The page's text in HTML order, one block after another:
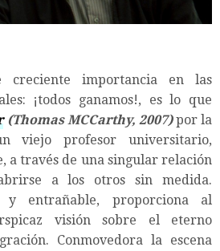
creciente importancia en las
¡todos ganamos!, es lo que
(Thomas MCCarthy, 2007)por la
viejo profesor universitario,
a través de una singular relación
a los otros sin medida.
y entrañable, proporciona al
visión sobre el eterno
Conmovedora la escena